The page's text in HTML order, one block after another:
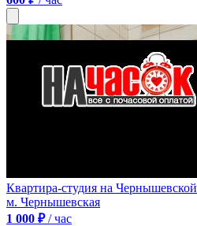
Квартира-студия на Чернышевской
м. Чернышевская
1 000 ₽/ час